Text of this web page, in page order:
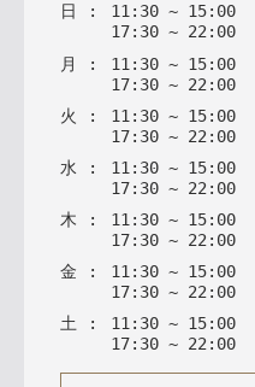
日 : 11: 30 ~ 15: 00
17: 30 ~ 22: 00
月
: 11 : 30 ~ 15: 00
17: 30 ~ 22 : 00
火
: 11 : 30 ~ 15: 00
17: 30 ~ 22 : 00
水 : 11 : 30 ~ 15: 00
17: 30 ~ 22 : 00
木 : 11 : 30 ~ 15: 00
17: 30 ~ 22 : 00
金 : 11: 30 ~ 15: 00
17: 30 ~ 22: 00
土 : 11: 30 ~ 15: 00
17: 30 ~ 22: 00